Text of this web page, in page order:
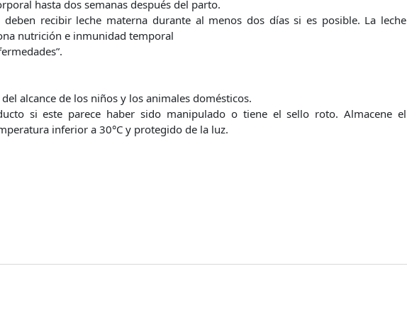
hasta dos semanas después del parto.
deben recibir leche materna durante al menos dos días si es posible. La leche
nutrición e inmunidad temporal
alcance de los niños y los animales domésticos.
si este parece haber sido manipulado o tiene el sello roto. Almacene el
inferior a 30°C y protegido de la luz.